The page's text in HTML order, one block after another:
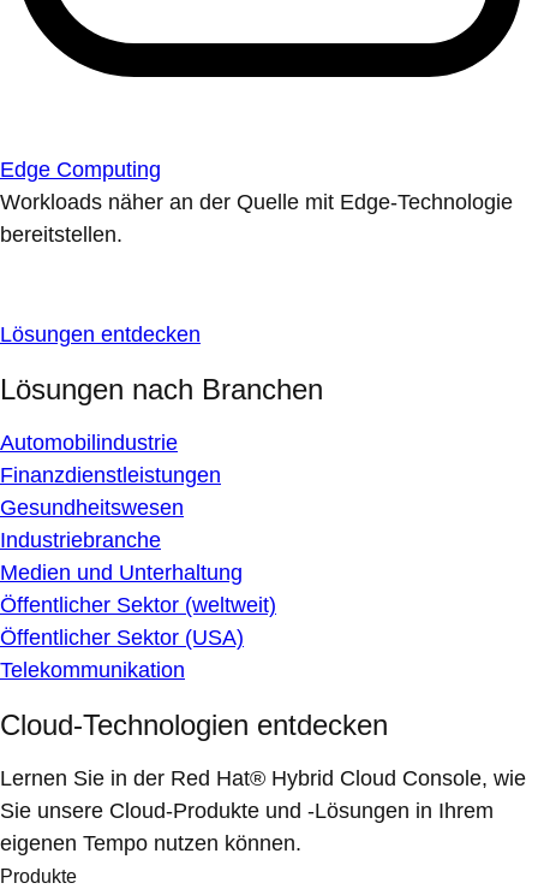
Edge Computing
Workloads näher an der Quelle mit Edge-Technologie
bereitstellen.
Lösungen entdecken
Lösungen nach Branchen
Automobilindustrie
Finanzdienstleistungen
Gesundheitswesen
Industriebranche
Medien und Unterhaltung
Öffentlicher Sektor (weltweit)
Öffentlicher Sektor (USA)
Telekommunikation
Cloud-Technologien entdecken
Lernen Sie in der Red Hat® Hybrid Cloud Console, wie
Sie unsere Cloud-Produkte und -Lösungen in Ihrem
eigenen Tempo nutzen können.
Produkte